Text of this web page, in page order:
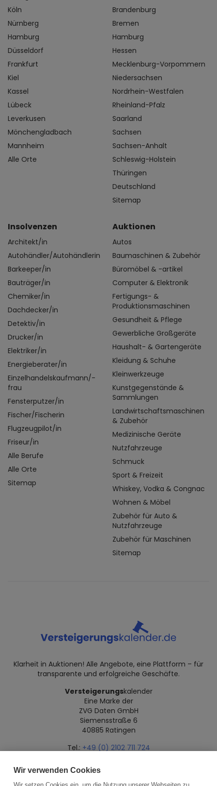
Köln
Nürnberg
Hamburg
Düsseldorf
Frankfurt
Kiel
Kassel
Lübeck
Leverkusen
Mönchengladbach
Mannheim
Alle Orte
Brandenburg
Bremen
Hamburg
Hessen
Mecklenburg-Vorpommern
Niedersachsen
Nordrhein-Westfalen
Rheinland-Pfalz
Saarland
Sachsen
Sachsen-Anhalt
Schleswig-Holstein
Thüringen
Deutschland
Sitemap
Insolvenzen
Architekt/in
Autohändler/Autohändlerin
Barkeeper/in
Bauträger/in
Chemiker/in
Dachdecker/in
Detektiv/in
Drucker/in
Elektriker/in
Energieberater/in
Einzelhandelskaufmann/-
frau
Fensterputzer/in
Fischer/Fischerin
Flugzeugpilot/in
Friseur/in
Alle Berufe
Alle Orte
Sitemap
Auktionen
Autos
Baumaschinen & Zubehör
Büromöbel & -artikel
Computer & Elektronik
Fertigungs- &
Produktionsmaschinen
Gesundheit & Pflege
Gewerbliche Großgeräte
Haushalt- & Gartengeräte
Kleidung & Schuhe
Kleinwerkzeuge
Kunstgegenstände &
Sammlungen
Landwirtschaftsmaschinen
& Zubehör
Medizinische Geräte
Nutzfahrzeuge
Schmuck
Sport & Freizeit
Whiskey, Vodka & Congnac
Wohnen & Möbel
Zubehör für Auto &
Nutzfahrzeuge
Zubehör für Maschinen
Sitemap
Klarheit in Auktionen! Alle Angebote, eine Plattform – für
transparente und erfolgreiche Geschäfte.
Versteigerungskalender
Eine Marke der
ZVG Daten GmbH
Siemensstraße 6
40885 Ratingen
Tel.: +49 (0) 2102 711 724
Datenschutz Impressum Über uns
Wir verwenden Cookies